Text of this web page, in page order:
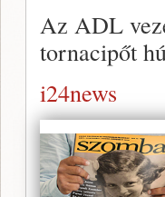
Az ADL
tornacipőt
i24news